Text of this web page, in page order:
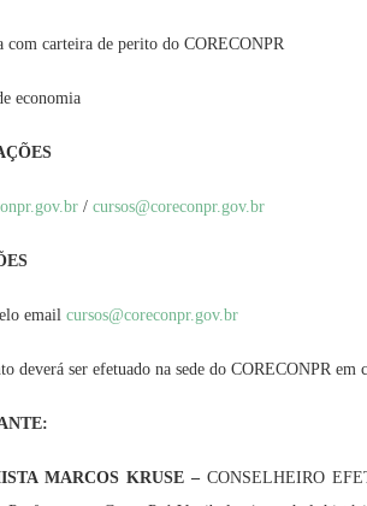
com carteira de perito do
de
/ cursos@coreconpr.gov.br
email cursos@coreconpr.gov.br
deverá ser efetuado na sede do CORECONPR em
MARCOS KRUSE –CONSELHEIRO